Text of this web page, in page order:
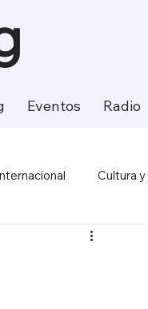
Eventos Radio
Cultura
Ciencia y